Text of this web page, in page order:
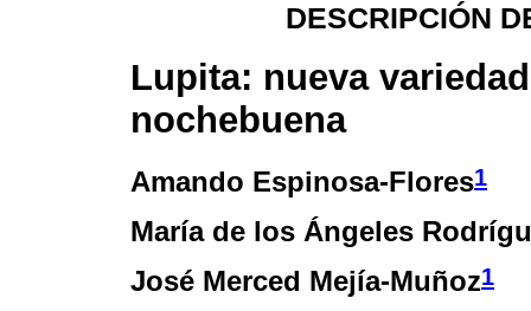
DESCRIPCIÓN
Lupita: nueva
nochebuena
Amando Espinosa-Flores1
María de los Ángeles
José Merced Mejía-Muñoz1